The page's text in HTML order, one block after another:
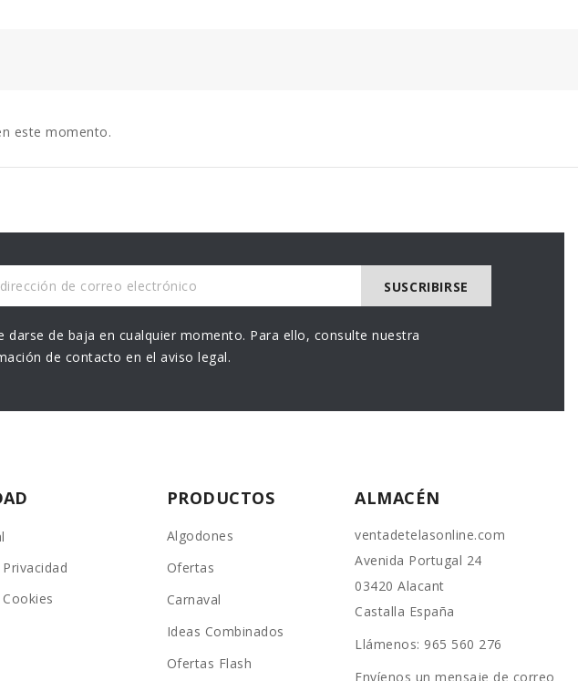
este momento.
darse de baja en cualquier momento. Para ello, consulte nuestra
de contacto en el aviso legal.
PRODUCTOS
Algodones
Ofertas
Carnaval
Ideas Combinados
Ofertas Flash
ALMACÉN
ventadetelasonline.com
Avenida Portugal 24
03420 Alacant
Castalla España
Llámenos: 965 560 276
Envíenos un mensaje de correo